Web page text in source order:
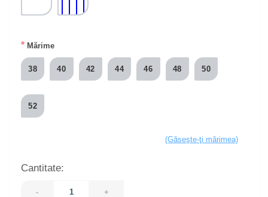
* Mărime
38 40 42 44 46 48 50
52
(Găseşte-ţi mărimea)
Cantitate:
- +